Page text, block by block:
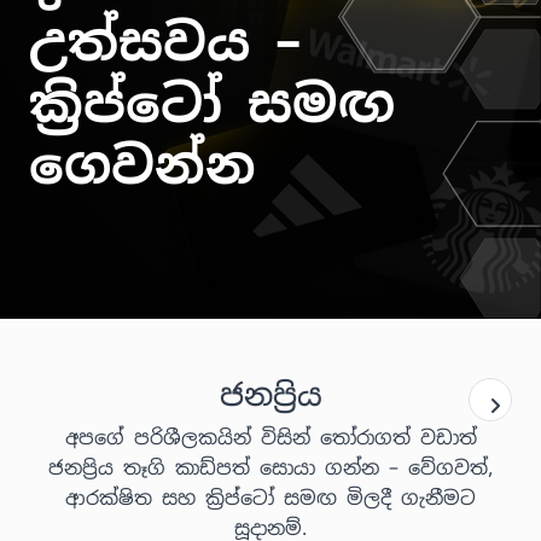
උත්සවය –
ක්‍රිප්ටෝ සමඟ
ගෙවන්න
ජනප්‍රිය
අපගේ පරිශීලකයින් විසින් තෝරාගත් වඩාත්
ජනප්‍රිය තෑගි කාඩ්පත් සොයා ගන්න – වේගවත්,
ආරක්ෂිත සහ ක්‍රිප්ටෝ සමඟ මිලදී ගැනීමට
සූදානම්.